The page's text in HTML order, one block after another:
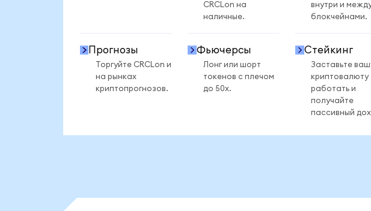
CRCLon на
наличные.
внутри и
блокчейнами.
Прогнозы
Торгуйте CRCLon и
на рынках
криптопрогнозов.
Фьючерсы
Лонг или шорт
токенов с плечом
до 50x.
Стейкинг
Заставьте
криптовалюту
работать и
получайте
пассивный